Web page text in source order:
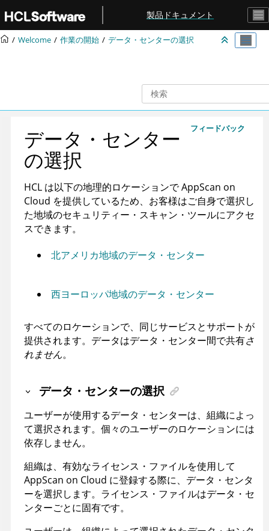
メインコンテンツにジャンプ
製品ドキュメント
Welcome 作業の開始 データ・センターの選択
フィードバック
データ・センター
の選択
HCL は以下の地理的ロケーションでAppScan on
Cloud を提供しているため、お客様はご自身で選択し
た地域のセキュリティー・スキャン・ツールにアクセ
スできます。
北アメリカ地域のデータ・センター
西ヨーロッパ地域のデータ・センター
すべてのロケーションで、同じサービスとサポートが
提供されます。データはデータ・センター間で共有さ
れません。
データ・センターの選択
ユーザーが使用するデータ・センターは、組織によっ
て選択されます。個々のユーザーのロケーションには
依存しません。
組織は、有効なライセンス・ファイルを使用して
AppScan on Cloud に登録する際に、データ・センタ
ーを選択します。ライセンス・ファイルはデータ・セ
ンターごとに固有です。